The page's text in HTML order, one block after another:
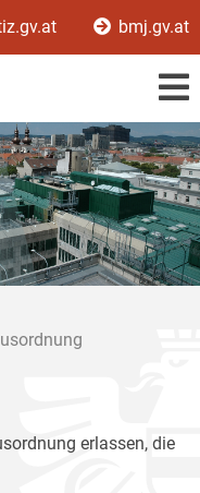
bmj.gv.at
erlassen, die